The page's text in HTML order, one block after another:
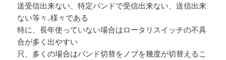
送受信出来ない、特定バンドで受信出来ない、送信出来
ない等々..様々である
特に、長年使っていない場合はロータリスイッチの不具
合が多く出やすい
只、多くの場合はバンド切替をノブを幾度が切替えるこ